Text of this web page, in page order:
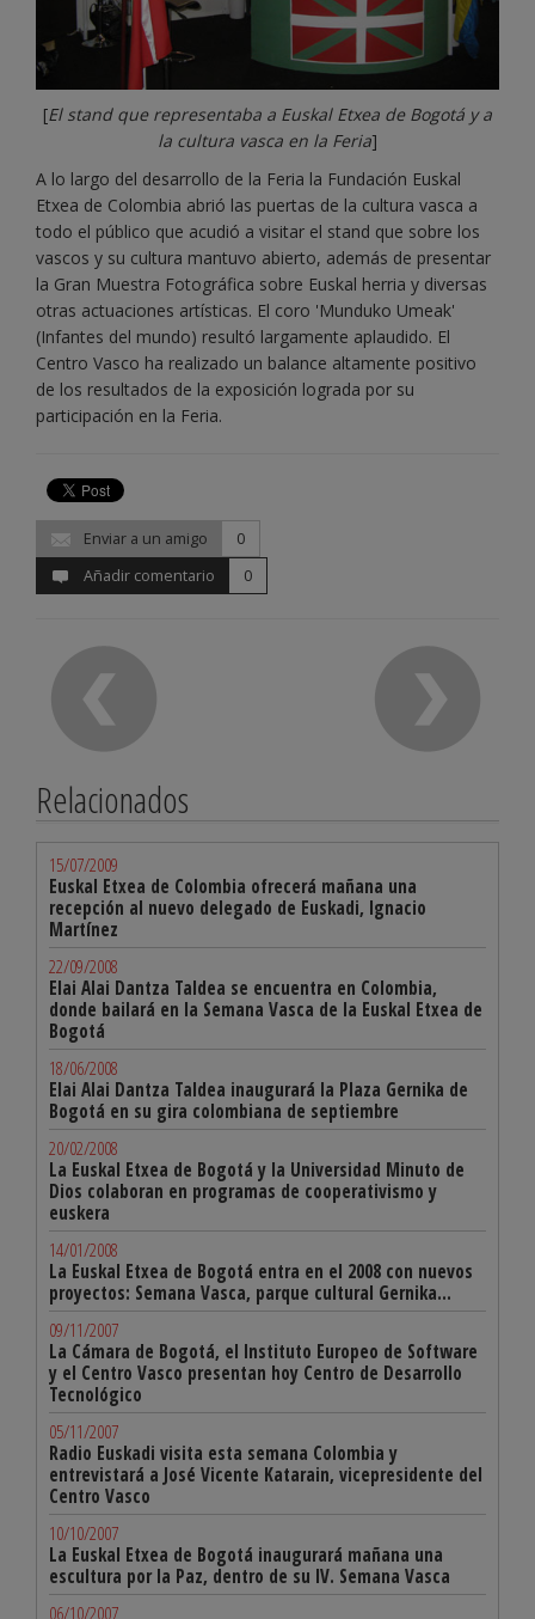
[El stand que representaba a Euskal Etxea de Bogotá y a
la cultura vasca en la Feria]
A lo largo del desarrollo de la Feria la Fundación Euskal
Etxea de Colombia abrió las puertas de la cultura vasca a
todo el público que acudió a visitar el stand que sobre los
vascos y su cultura mantuvo abierto, además de presentar
la Gran Muestra Fotográfica sobre Euskal herria y diversas
otras actuaciones artísticas. El coro 'Munduko Umeak'
(Infantes del mundo) resultó largamente aplaudido. El
Centro Vasco ha realizado un balance altamente positivo
de los resultados de la exposición lograda por su
participación en la Feria.
Enviar a un amigo
0
Añadir comentario
0
Relacionados
15/07/2009
Euskal Etxea de Colombia ofrecerá mañana una
recepción al nuevo delegado de Euskadi, Ignacio
Martínez
22/09/2008
Elai Alai Dantza Taldea se encuentra en Colombia,
donde bailará en la Semana Vasca de la Euskal Etxea de
Bogotá
18/06/2008
Elai Alai Dantza Taldea inaugurará la Plaza Gernika de
Bogotá en su gira colombiana de septiembre
20/02/2008
La Euskal Etxea de Bogotá y la Universidad Minuto de
Dios colaboran en programas de cooperativismo y
euskera
14/01/2008
La Euskal Etxea de Bogotá entra en el 2008 con nuevos
proyectos: Semana Vasca, parque cultural Gernika...
09/11/2007
La Cámara de Bogotá, el Instituto Europeo de Software
y el Centro Vasco presentan hoy Centro de Desarrollo
Tecnológico
05/11/2007
Radio Euskadi visita esta semana Colombia y
entrevistará a José Vicente Katarain, vicepresidente del
Centro Vasco
10/10/2007
La Euskal Etxea de Bogotá inaugurará mañana una
escultura por la Paz, dentro de su IV. Semana Vasca
06/10/2007